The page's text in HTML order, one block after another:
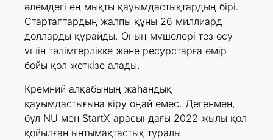
әлемдегі ең мықты қауымдастықтардың бірі.
Стартаптардың жалпы құны 26 миллиард
долларды құрайды. Оның мүшелері тез өсу
үшін тәлімгерлікке және ресурстарға өмір
бойы қол жеткізе алады.
Кремний алқабының жаһандық
қауымдастығына кіру оңай емес. Дегенмен,
бұл NU мен StartX арасындағы 2022 жылы қол
қойылған ынтымақтастық туралы